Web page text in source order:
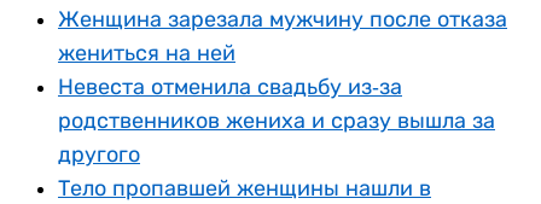
Женщина зарезала мужчину после отказа
жениться на ней
Невеста отменила свадьбу из-за
родственников жениха и сразу вышла за
другого
Тело пропавшей женщины нашли в